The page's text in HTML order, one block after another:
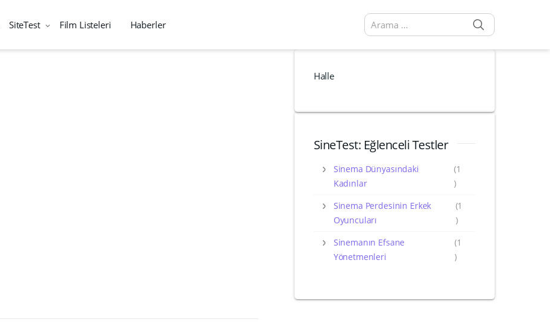
SiteTest Film Listeleri Haberler
Arama sonuçları:
Halle
SineTest: Eğlenceli Testler
Sinema Dünyasındaki
Kadınlar
(1
)
Sinema Perdesinin Erkek
Oyuncuları
(1
)
Sinemanın Efsane
Yönetmenleri
(1
)